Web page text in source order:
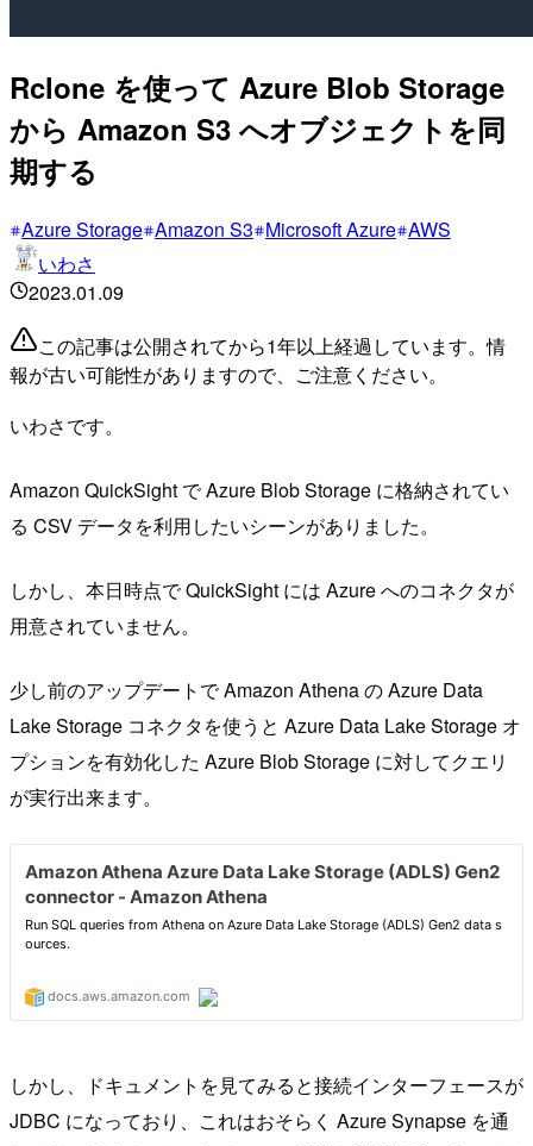
Rclone を使って Azure Blob Storage
から Amazon S3 へオブジェクトを同
期する
Azure Storage Amazon S3 Microsoft Azure AWS
いわさ
2023.01.09
この記事は公開されてから1年以上経過しています。情
報が古い可能性がありますので、ご注意ください。
いわさです。
Amazon QuickSight で Azure Blob Storage に格納されてい
る CSV データを利用したいシーンがありました。
しかし、本日時点で QuickSight には Azure へのコネクタが
用意されていません。
少し前のアップデートで Amazon Athena の Azure Data
Lake Storage コネクタを使うと Azure Data Lake Storage オ
プションを有効化した Azure Blob Storage に対してクエリ
が実行出来ます。
しかし、ドキュメントを見てみると接続インターフェースが
JDBC になっており、これはおそらく Azure Synapse を通